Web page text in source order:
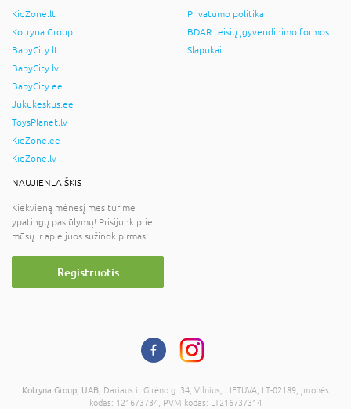
KidZone.lt
Kotryna Group
BabyCity.lt
BabyCity.lv
BabyCity.ee
Jukukeskus.ee
ToysPlanet.lv
KidZone.ee
KidZone.lv
Privatumo politika
BDAR teisių įgyvendinimo formos
Slapukai
NAUJIENLAIŠKIS
Kiekvieną mėnesį mes turime
ypatingų pasiūlymų! Prisijunk prie
mūsų ir apie juos sužinok pirmas!
Registruotis
Kotryna Group, UAB , Dariaus ir Girėno g. 34, Vilnius, LIETUVA, LT-02189, Įmonės
kodas: 121673734, PVM kodas: LT216737314